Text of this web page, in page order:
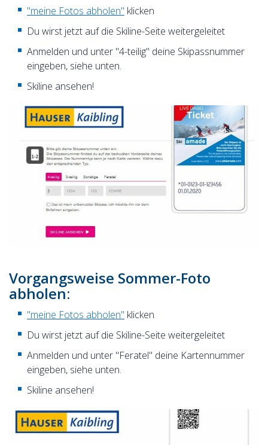
"meine Fotos abholen" klicken
Du wirst jetzt auf die Skiline-Seite weitergeleitet
Anmelden und unter "4-teilig" deine Skipassnummer
eingeben, siehe unten.
Skiline ansehen!
Vorgangsweise Sommer-Foto
abholen:
"meine Fotos abholen" klicken
Du wirst jetzt auf die Skiline-Seite weitergeleitet
Anmelden und unter "Feratel" deine Kartennummer
eingeben, siehe unten.
Skiline ansehen!